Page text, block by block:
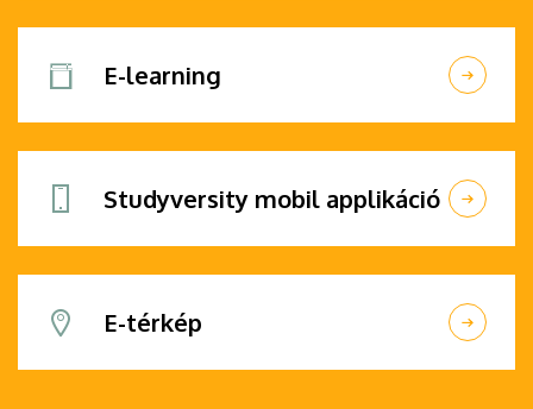
E-learning
Studyversity mobil applikáció
E-térkép